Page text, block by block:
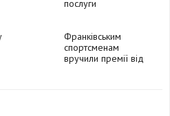
послуги
Франківським
спортсменам
вручили премії від